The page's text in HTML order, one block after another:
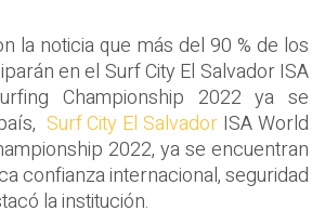
la noticia que más del 90 % de los
en el Surf City El Salvador ISA
Championship 2022 ya se
Surf City El Salvador ISA World
2022, ya se encuentran
confianza internacional, seguridad
la institución.